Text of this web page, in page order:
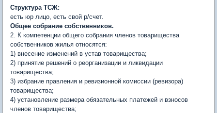
Структура ТСЖ:
есть юр лицо, есть свой р/счет.
Общее собрание собственников.
2. К компетенции общего собрания членов товарищества
собственников жилья относятся:
1) внесение изменений в устав товарищества;
2) принятие решений о реорганизации и ликвидации
товарищества;
3) избрание правления и ревизионной комиссии (ревизора)
товарищества;
4) установление размера обязательных платежей и взносов
членов товарищества;